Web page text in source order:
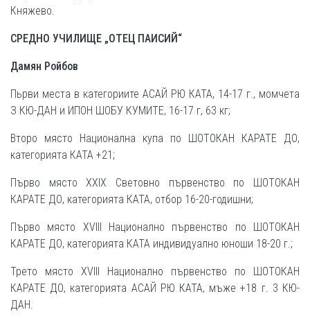
Княжево.
СРЕДНО УЧИЛИЩЕ „ОТЕЦ ПАИСИЙ“
Дамян Ройбов
Пьрви места в категориите АСАЙ РЮ КАТА, 14-17 г., момчета
З КЮ-ДАН и ИПОН ШОБУ КУМИТЕ, 16-17 г, 63 кг;
Второ място Национална купа по ШОТОКАН КАРАТЕ ДО,
категорията КАТА +21;
Първо място XXIX Световно първенство по ШОТОКАН
КАРАТЕ ДО, категорията КАТА, отбор 16-20-годишни;
Първо място XVIII Национално първенство по ШОТОКАН
КАРАТЕ ДО, категорията КАТА индивидуално юноши 18-20 г.;
Трето място XVIII Национално първенство по ШОТОКАН
КАРАТЕ ДО, категорията АСАЙ РЮ КАТА, мъже +18 г. 3 КЮ-
ДАН.